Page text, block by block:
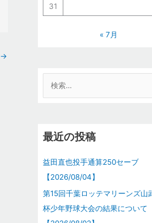
→
31
« 7月
象
最近の投稿
益田直也投手通算250セーブ
【2026/08/04】
第15回千葉ロッテマリーンズ山
杯少年野球大会の結果について